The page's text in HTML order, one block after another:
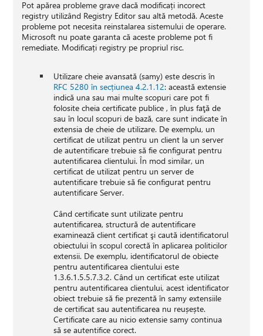
Pot apărea probleme grave dacă modificați incorect
registry utilizând Registry Editor sau altă metodă. Aceste
probleme pot necesita reinstalarea sistemului de operare.
Microsoft nu poate garanta că aceste probleme pot fi
remediate. Modificați registry pe propriul risc.
Utilizare cheie avansată (samy) este descris în
RFC 5280 în secțiunea 4.2.1.12: această extensie
indică una sau mai multe scopuri care pot fi
folosite cheia certificate publice , în plus faţă de
sau în locul scopuri de bază, care sunt indicate în
extensia de cheie de utilizare. De exemplu, un
certificat de utilizat pentru un client la un server
de autentificare trebuie să fie configurat pentru
autentificarea clientului. În mod similar, un
certificat de utilizat pentru un server de
autentificare trebuie să fie configurat pentru
autentificare Server.
Când certificate sunt utilizate pentru
autentificarea, structură de autentificare
examinează client certificat şi caută identificatorul
obiectului în scopul corectă în aplicarea politicilor
extensii. De exemplu, identificatorul de obiecte
pentru autentificarea clientului este
1.3.6.1.5.5.7.3.2. Când un certificat este utilizat
pentru autentificarea clientului, acest identificator
obiect trebuie să fie prezentă în samy extensiile
de certificat sau autentificarea nu reușește.
Certificate care au nicio extensie samy continua
să se autentifice corect.